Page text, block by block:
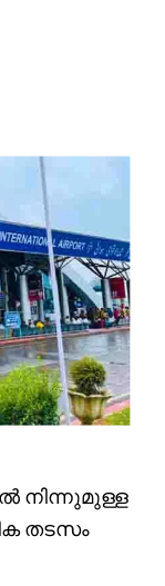
നിന്നുമുള്ള
തടസം